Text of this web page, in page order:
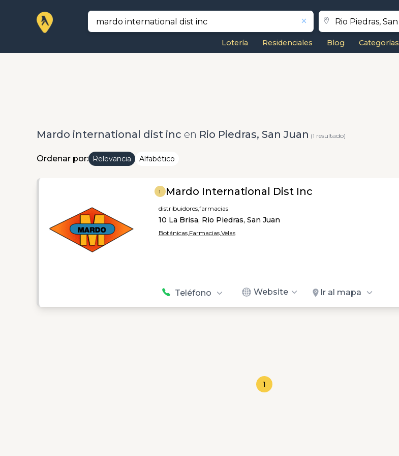
Lotería Residenciales Blog Categorías
Mardo international dist inc en Rio Piedras, San Juan (1 resultado)
Ordenar por: Relevancia Alfabético
1 Mardo International Dist Inc
distribuidores,farmacias
10 La Brisa, Rio Piedras, San Juan
Botánicas,Farmacias,Velas
Teléfono Website Ir al mapa
1